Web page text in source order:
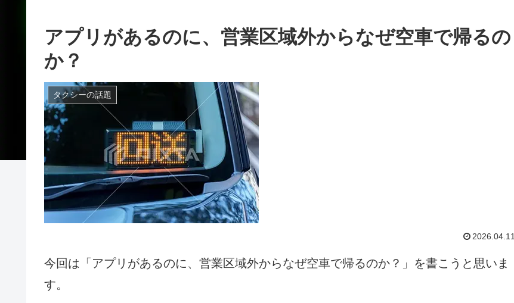
アプリがあるのに、営業区域外からなぜ空車で帰るの
か？
タクシーの話題
2026.04.11
今回は「アプリがあるのに、営業区域外からなぜ空車で帰るのか？」を書こうと思いま
す。